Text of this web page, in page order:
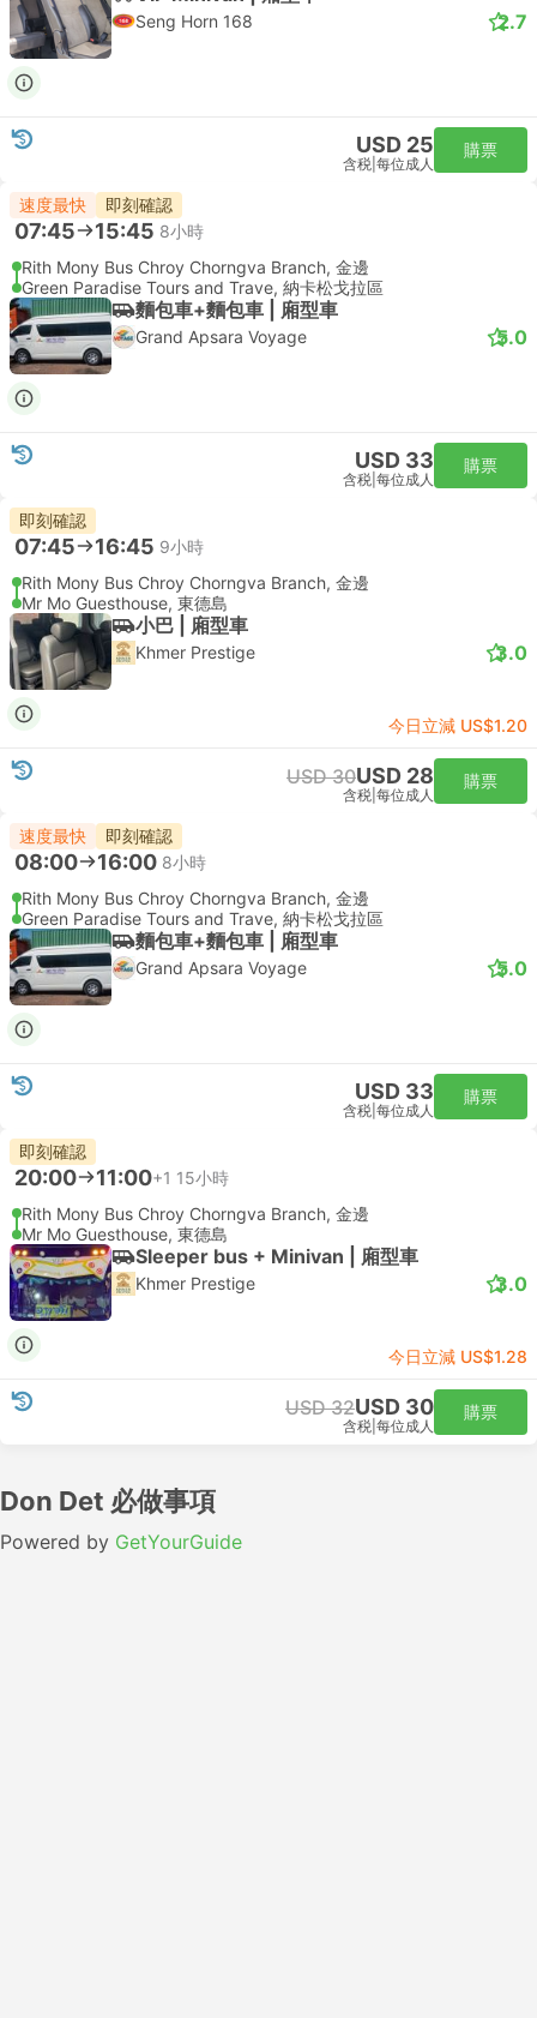
Seng Horn 168 2.7
USD 25
含税 每位成人
購票
速度最快 即刻確認
07:45 15:45 8小時
Rith Mony Bus Chroy Chorngva Branch, 金邊
Green Paradise Tours and Trave, 納卡松戈拉區
麵包車+麵包車 | 廂型車
Grand Apsara Voyage 5.0
USD 33
含税 每位成人
購票
即刻確認
07:45 16:45 9小時
Rith Mony Bus Chroy Chorngva Branch, 金邊
Mr Mo Guesthouse, 東德島
小巴 | 廂型車
Khmer Prestige 3.0
今日立減 US$1.20
USD 30USD 28
含税 每位成人
購票
速度最快 即刻確認
08:00 16:00 8小時
Rith Mony Bus Chroy Chorngva Branch, 金邊
Green Paradise Tours and Trave, 納卡松戈拉區
麵包車+麵包車 | 廂型車
Grand Apsara Voyage 5.0
USD 33
含税 每位成人
購票
即刻確認
20:00 11:00+1 15小時
Rith Mony Bus Chroy Chorngva Branch, 金邊
Mr Mo Guesthouse, 東德島
Sleeper bus + Minivan | 廂型車
Khmer Prestige 3.0
今日立減 US$1.28
USD 32USD 30
含税 每位成人
購票
Don Det 必做事項
Powered by GetYourGuide